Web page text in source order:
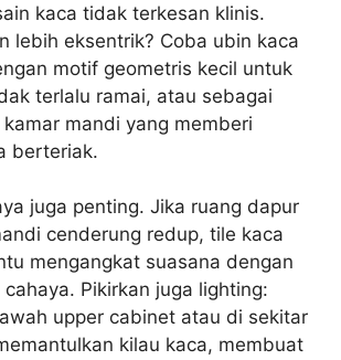
kaca tidak terkesan klinis.
lebih eksentrik? Coba ubin kaca
motif geometris kecil untuk
terlalu ramai, atau sebagai
mandi yang memberi
berteriak.
juga penting. Jika ruang dapur
cenderung redup, tile kaca
mengangkat suasana dengan
Pikirkan juga lighting:
upper cabinet atau di sekitar
kilau kaca, membuat